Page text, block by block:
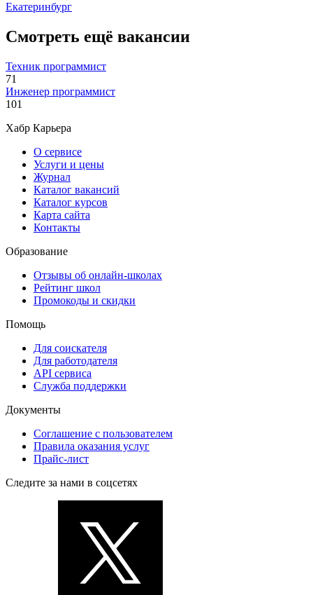
Екатеринбург
Смотреть ещё вакансии
Техник программист
71
Инженер программист
101
Хабр Карьера
О сервисе
Услуги и цены
Журнал
Каталог вакансий
Каталог курсов
Карта сайта
Контакты
Образование
Отзывы об онлайн-школах
Рейтинг школ
Промокоды и скидки
Помощь
Для соискателя
Для работодателя
API сервиса
Служба поддержки
Документы
Соглашение с пользователем
Правила оказания услуг
Прайс-лист
Следите за нами в соцсетях